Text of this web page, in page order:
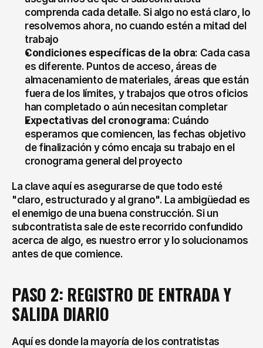
comprenda cada detalle. Si algo no está claro, lo
resolvemos ahora, no cuando estén a mitad del
trabajo
Condiciones específicas de la obra: Cada casa
es diferente. Puntos de acceso, áreas de
almacenamiento de materiales, áreas que están
fuera de los límites, y trabajos que otros oficios
han completado o aún necesitan completar
Expectativas del cronograma: Cuándo
esperamos que comiencen, las fechas objetivo
de finalización y cómo encaja su trabajo en el
cronograma general del proyecto
La clave aquí es asegurarse de que todo esté
"claro, estructurado y al grano". La ambigüedad es
el enemigo de una buena construcción. Si un
subcontratista sale de este recorrido confundido
acerca de algo, es nuestro error y lo solucionamos
antes de que comience.
PASO 2: REGISTRO DE ENTRADA Y
SALIDA DIARIO
Aquí es donde la mayoría de los contratistas